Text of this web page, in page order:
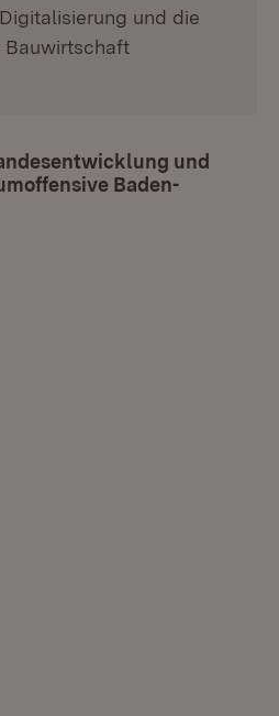
und die
Bauwirtschaft
und
Baden-